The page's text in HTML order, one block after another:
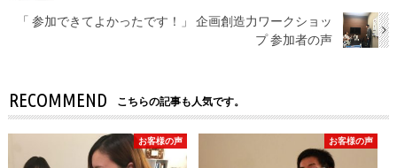
「 参加できてよかったです！」 企画創造力ワークショッ
プ 参加者の声
RECOMMEND こちらの記事も人気です。
お客様の声 お客様の声